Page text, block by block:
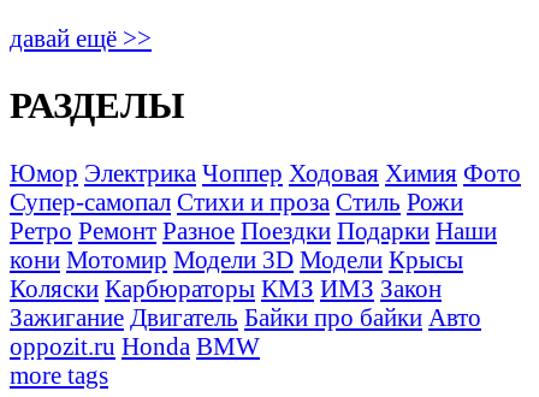
давай ещё >>
РАЗДЕЛЫ
Юмор Электрика Чоппер Ходовая Химия Фото
Супер-самопал Стихи и проза Стиль Рожи
Ретро Ремонт Разное Поездки Подарки Наши
кони Мотомир Модели 3D Модели Крысы
Коляски Карбюраторы КМЗ ИМЗ Закон
Зажигание Двигатель Байки про байки Авто
oppozit.ru Honda BMW
more tags